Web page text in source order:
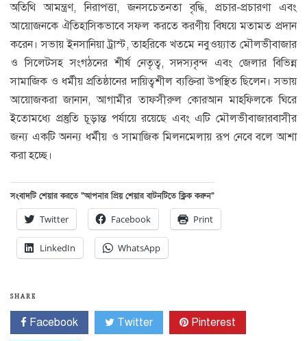
অতিথি আমন্ত্রণ, নিরাপত্তা, জনসচেতনতা বৃদ্ধি, প্রচার-প্রচারণা এবং
আয়োজনকে ঐতিহাসিকভাবে সফল করতে করণীয় বিষয়ে মতামত প্রদান
করেন। সভায় ইনসানিয়া ট্রাস্ট, তাহরিকে খতমে নবুওয়্যাত মৌলভীবাজার
ও সিলেটসহ সংগঠনের শীর্ষ নেতৃত্ব, সদস্যবৃন্দ এবং জেলার বিভিন্ন
সামাজিক ও ধর্মীয় প্রতিষ্ঠানের দায়িত্বশীল ব্যক্তিরা উপস্থিত ছিলেন। সভায়
আয়োজকরা জানান, আগামীর তাফসীরুল কোরআন মাহফিলকে ঘিরে
ইতোমধ্যে প্রস্তুতি চূড়ান্ত পর্যায়ে রয়েছে এবং এটি মৌলভীবাজারবাসীর
জন্য একটি অনন্য ধর্মীয় ও সামাজিক মিলনমেলায় রূপ নেবে বলে আশা
করা হচ্ছে।
সংবাদটি শেয়ার করতে “আপনার প্রিয় শেয়ার বাটনটিতে ক্লিক করুন”
Twitter Facebook Print
LinkedIn WhatsApp
SHARE
Facebook Twitter Pinterest